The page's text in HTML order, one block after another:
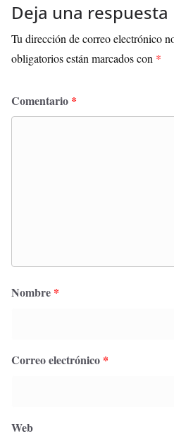
Deja una respuesta
Tu dirección de correo electrónico
obligatorios están marcados con *
Comentario *
Nombre *
Correo electrónico *
Web